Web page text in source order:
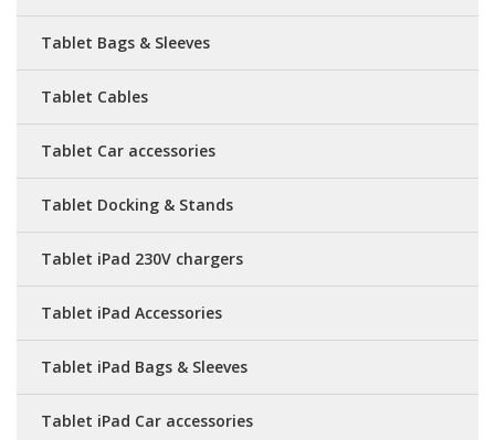
Tablet Bags & Sleeves
Tablet Cables
Tablet Car accessories
Tablet Docking & Stands
Tablet iPad 230V chargers
Tablet iPad Accessories
Tablet iPad Bags & Sleeves
Tablet iPad Car accessories